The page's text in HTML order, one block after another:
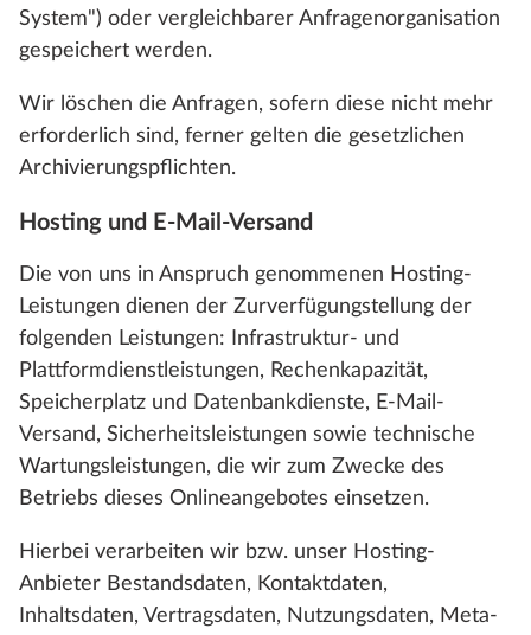
System") oder vergleichbarer Anfragenorganisation
gespeichert werden.
Wir löschen die Anfragen, sofern diese nicht mehr
erforderlich sind, ferner gelten die gesetzlichen
Archivierungspflichten.
Hosting und E-Mail-Versand
Die von uns in Anspruch genommenen Hosting-
Leistungen dienen der Zurverfügungstellung der
folgenden Leistungen: Infrastruktur- und
Plattformdienstleistungen, Rechenkapazität,
Speicherplatz und Datenbankdienste, E-Mail-
Versand, Sicherheitsleistungen sowie technische
Wartungsleistungen, die wir zum Zwecke des
Betriebs dieses Onlineangebotes einsetzen.
Hierbei verarbeiten wir bzw. unser Hosting-
Anbieter Bestandsdaten, Kontaktdaten,
Inhaltsdaten, Vertragsdaten, Nutzungsdaten, Meta-